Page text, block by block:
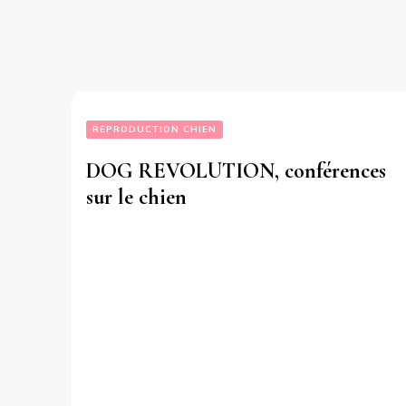
REPRODUCTION CHIEN
DOG REVOLUTION, conférences
sur le chien